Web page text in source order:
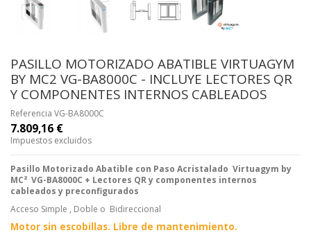
PASILLO MOTORIZADO ABATIBLE VIRTUAGYM
BY MC2 VG-BA8000C - INCLUYE LECTORES QR
Y COMPONENTES INTERNOS CABLEADOS
Referencia VG-BA8000C
7.809,16 €
Impuestos excluidos
Pasillo Motorizado Abatible con Paso Acristalado Virtuagym by
MC² VG-BA8000C + Lectores QR y componentes internos
cableados y preconfigurados
Acceso Simple , Doble o Bidireccional
Motor sin escobillas. Libre de mantenimiento.